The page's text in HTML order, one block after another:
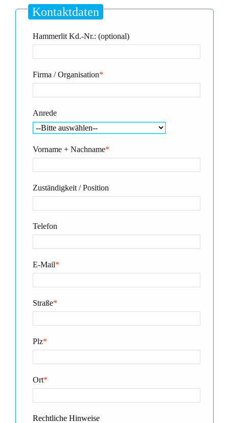
Kontaktdaten
Hammerlit Kd.-Nr.: (optional)
*
Firma / Organisation
Anrede
*
Vorname + Nachname
Zuständigkeit / Position
Telefon
*
E-Mail
*
Straße
*
Plz
*
Ort
Rechtliche Hinweise